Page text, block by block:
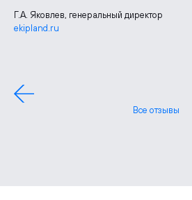
Г.А. Яковлев, генеральный директор
ekipland.ru
Лидия Шудрико, руководитель отдела
Все отзывы